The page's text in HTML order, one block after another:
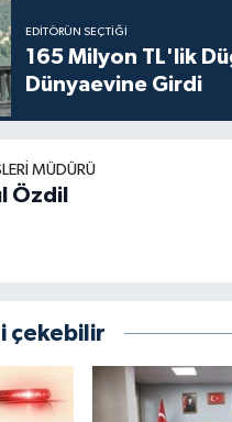
EDITÖRÜN SEÇTIĞI
165 Milyon TL'lik
Dünyaevine Girdi
MÜDÜRÜ
Özdil
çekebilir